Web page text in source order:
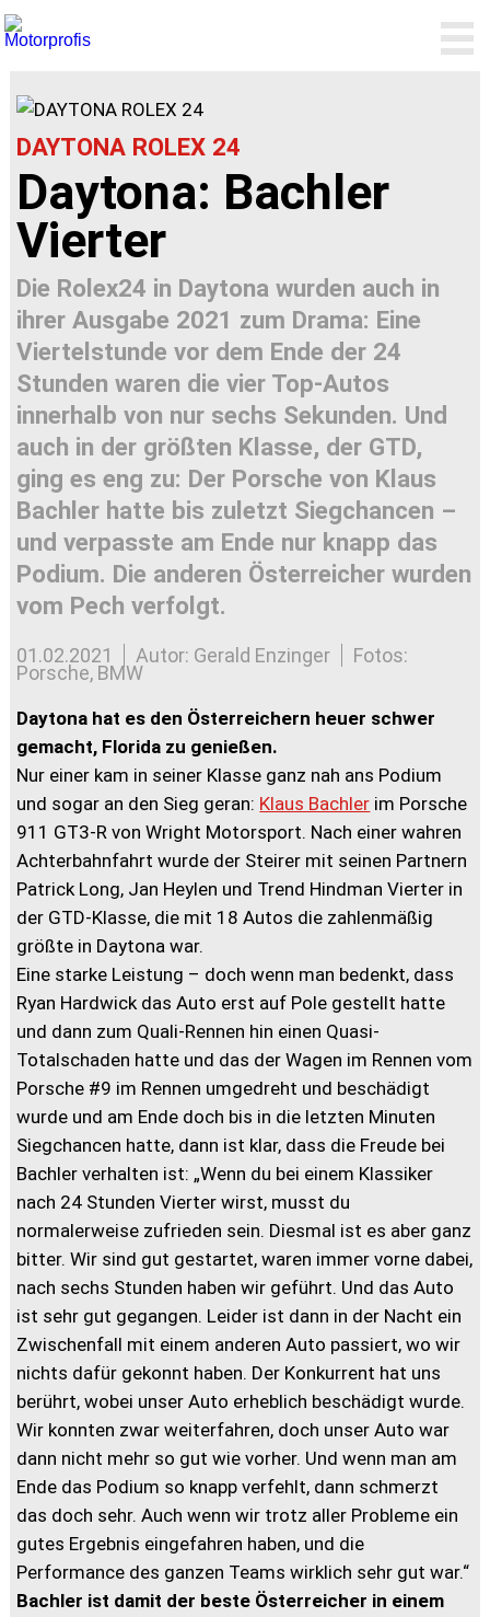
DAYTONA ROLEX 24
Daytona: Bachler
Vierter
Die Rolex24 in Daytona wurden auch in
ihrer Ausgabe 2021 zum Drama: Eine
Viertelstunde vor dem Ende der 24
Stunden waren die vier Top-Autos
innerhalb von nur sechs Sekunden. Und
auch in der größten Klasse, der GTD,
ging es eng zu: Der Porsche von Klaus
Bachler hatte bis zuletzt Siegchancen –
und verpasste am Ende nur knapp das
Podium. Die anderen Österreicher wurden
vom Pech verfolgt.
01.02.2021 Autor: Gerald Enzinger Fotos:
Porsche, BMW
Daytona hat es den Österreichern heuer schwer
gemacht, Florida zu genießen.
Nur einer kam in seiner Klasse ganz nah ans Podium
und sogar an den Sieg geran: Klaus Bachler im Porsche
911 GT3-R von Wright Motorsport. Nach einer wahren
Achterbahnfahrt wurde der Steirer mit seinen Partnern
Patrick Long, Jan Heylen und Trend Hindman Vierter in
der GTD-Klasse, die mit 18 Autos die zahlenmäßig
größte in Daytona war.
Eine starke Leistung – doch wenn man bedenkt, dass
Ryan Hardwick das Auto erst auf Pole gestellt hatte
und dann zum Quali-Rennen hin einen Quasi-
Totalschaden hatte und das der Wagen im Rennen vom
Porsche #9 im Rennen umgedreht und beschädigt
wurde und am Ende doch bis in die letzten Minuten
Siegchancen hatte, dann ist klar, dass die Freude bei
Bachler verhalten ist: „Wenn du bei einem Klassiker
nach 24 Stunden Vierter wirst, musst du
normalerweise zufrieden sein. Diesmal ist es aber ganz
bitter. Wir sind gut gestartet, waren immer vorne dabei,
nach sechs Stunden haben wir geführt. Und das Auto
ist sehr gut gegangen. Leider ist dann in der Nacht ein
Zwischenfall mit einem anderen Auto passiert, wo wir
nichts dafür gekonnt haben. Der Konkurrent hat uns
berührt, wobei unser Auto erheblich beschädigt wurde.
Wir konnten zwar weiterfahren, doch unser Auto war
dann nicht mehr so gut wie vorher. Und wenn man am
Ende das Podium so knapp verfehlt, dann schmerzt
das doch sehr. Auch wenn wir trotz aller Probleme ein
gutes Ergebnis eingefahren haben, und die
Performance des ganzen Teams wirklich sehr gut war.“
Bachler ist damit der beste Österreicher in einem